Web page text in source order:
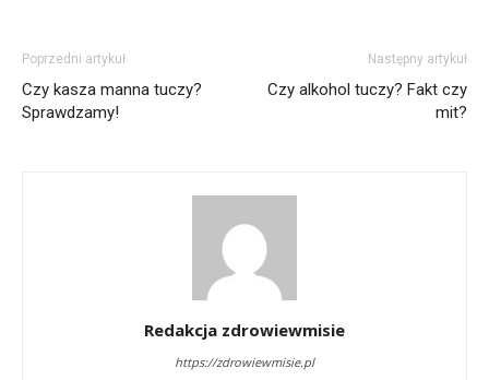
Poprzedni artykuł
Czy kasza manna tuczy?
Sprawdzamy!
Następny artykuł
Czy alkohol tuczy? Fakt czy
mit?
Redakcja zdrowiewmisie
https://zdrowiewmisie.pl